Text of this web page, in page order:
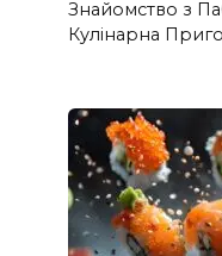
Знайомство з
Кулінарна